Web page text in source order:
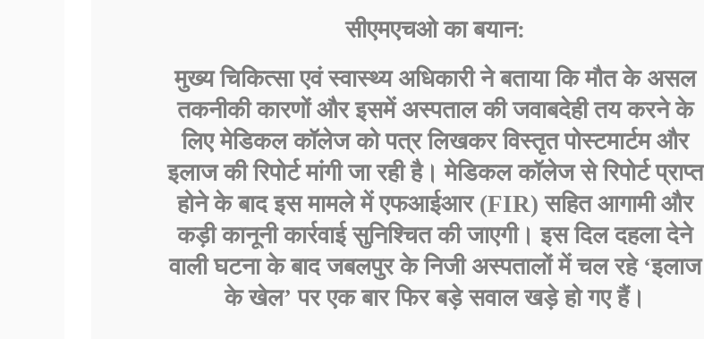
सीएमएचओ का बयान:
मुख्य चिकित्सा एवं स्वास्थ्य अधिकारी ने बताया कि मौत के असल
तकनीकी कारणों और इसमें अस्पताल की जवाबदेही तय करने के
लिए मेडिकल कॉलेज को पत्र लिखकर विस्तृत पोस्टमार्टम और
इलाज की रिपोर्ट मांगी जा रही है। मेडिकल कॉलेज से रिपोर्ट प्राप्त
होने के बाद इस मामले में एफआईआर (FIR) सहित आगामी और
कड़ी कानूनी कार्रवाई सुनिश्चित की जाएगी। इस दिल दहला देने
वाली घटना के बाद जबलपुर के निजी अस्पतालों में चल रहे ‘इलाज
के खेल’ पर एक बार फिर बड़े सवाल खड़े हो गए हैं।